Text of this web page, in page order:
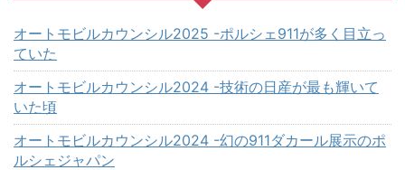
オートモビルカウンシル2025 -ポルシェ911が多く目立っ
ていた
オートモビルカウンシル2024 -技術の日産が最も輝いて
いた頃
オートモビルカウンシル2024 -幻の911ダカール展示のポ
ルシェジャパン